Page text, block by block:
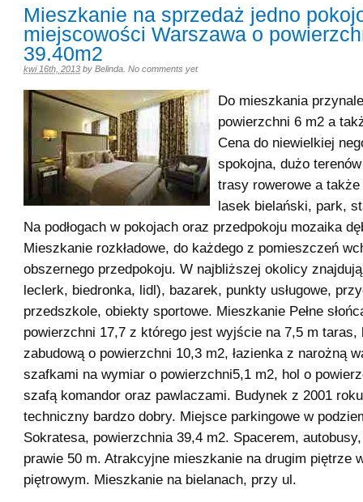
Mieszkanie na sprzedaż jedno
miejscowości Warszawa o
39.40m2
kwi 16th, 2013 by Belinda No comments yet
Do mieszkania
powierzchni 6 m2 a
Cena do niewielkiej
spokojna, dużo
trasy rowerowe a
lasek bielański, park,
Na podłogach w pokojach oraz przedpokoju mozaika
Mieszkanie rozkładowe, do każdego z pomieszczeń
obszernego przedpokoju. W najbliższej okolicy
leclerk, biedronka, lidl), bazarek, punkty usługowe,
przedszkole, obiekty sportowe. Mieszkanie Pełne
powierzchni 17,7 z którego jest wyjście na 7,5 m taras,
zabudową o powierzchni 10,3 m2, łazienka z narożną
szafkami na wymiar o powierzchni5,1 m2, hol o
szafą komandor oraz pawlaczami. Budynek z 2001
techniczny bardzo dobry. Miejsce parkingowe w
Sokratesa, powierzchnia 39,4 m2. Spacerem,
prawie 50 m. Atrakcyjne mieszkanie na drugim piętrze
piętrowym. Mieszkanie na bielanach, przy ul.